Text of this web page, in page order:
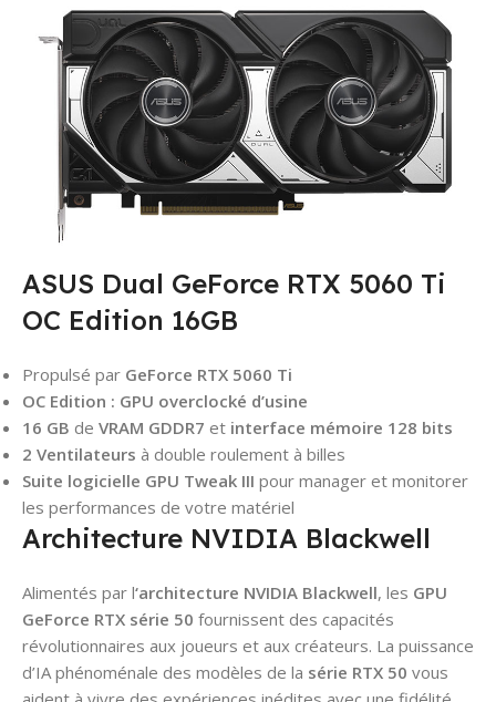
ASUS Dual GeForce RTX 5060 Ti
OC Edition 16GB
Propulsé par GeForce RTX 5060 Ti
OC Edition : GPU overclocké d’usine
16 GB de VRAM GDDR7 et interface mémoire 128 bits
2 Ventilateurs à double roulement à billes
Suite logicielle GPU Tweak III pour manager et monitorer
les performances de votre matériel
Architecture NVIDIA Blackwell
Alimentés par l‘architecture NVIDIA Blackwell, les GPU
GeForce RTX série 50 fournissent des capacités
révolutionnaires aux joueurs et aux créateurs. La puissance
d’IA phénoménale des modèles de la série RTX 50 vous